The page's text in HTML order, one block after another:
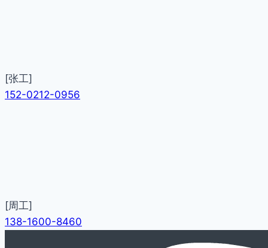
[张工]
152-0212-0956
[周工]
138-1600-8460